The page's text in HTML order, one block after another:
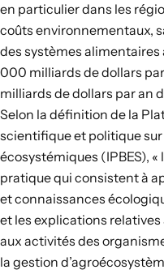
en particulier dans les
coûts environnementaux,
des systèmes
000 milliards de dollars
milliards de dollars par an
Selon la définition de la
scientifique et politique
écosystémiques (IPBES),
pratique qui consistent à
et connaissances
et les explications relatives
aux activités des
la gestion